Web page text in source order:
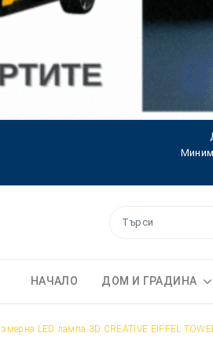
НАЧАЛО ДОМ И ГРАДИНА
LED лампа 3D CREATIVE EIFFEL